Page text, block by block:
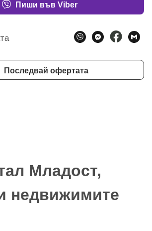
Пиши във Viber
Последвай офертата
Младост,
недвижимите